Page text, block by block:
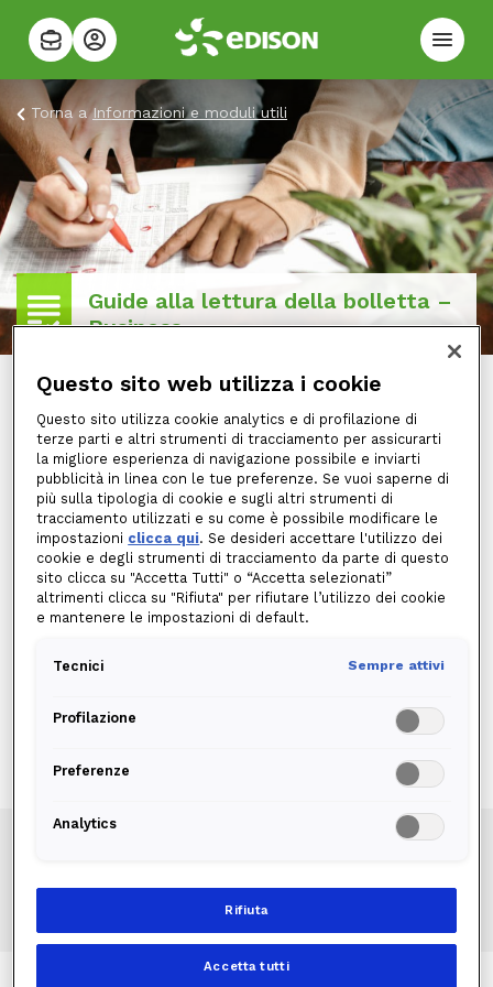
Torna aInformazioni e moduli utili
Guide alla lettura della bolletta –
Business
In conformità con la Delibera 501/2014
dell'Autorità di Regolazione per Energia
Reti e Ambiente (ARERA), per
comprendere nel dettaglio e con più
facilità la bolletta e le singole voci che la
compongono, scarica di seguito la "Guida
alla lettura della bolletta" relativa
all’offerta da te sottoscritta (indicata
Guida alla bolletta
Questo sito web utilizza i cookie
Questo sito utilizza cookie analytics e di profilazione di
terze parti e altri strumenti di tracciamento per assicurarti
la migliore esperienza di navigazione possibile e inviarti
pubblicità in linea con le tue preferenze. Se vuoi saperne di
più sulla tipologia di cookie e sugli altri strumenti di
tracciamento utilizzati e su come è possibile modificare le
impostazioni clicca qui. Se desideri accettare l'utilizzo dei
cookie e degli strumenti di tracciamento da parte di questo
sito clicca su "Accetta Tutti" o “Accetta selezionati”
altrimenti clicca su "Rifiuta" per rifiutare l’utilizzo dei cookie
e mantenere le impostazioni di default.
Tecnici Sempre attivi
Profilazione
Preferenze
Analytics
Rifiuta
Accetta tutti